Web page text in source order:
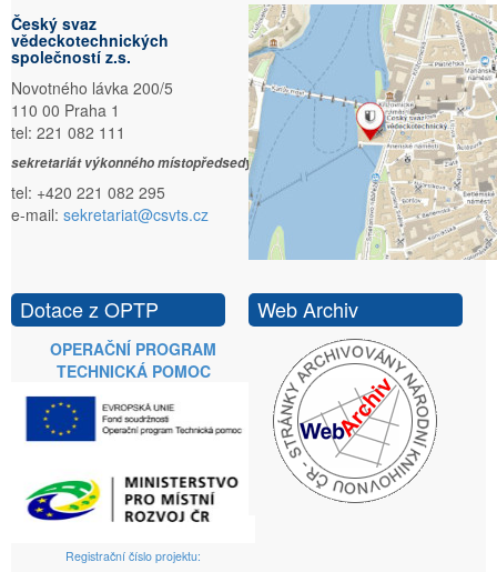
Český svaz
vědeckotechnických
společností z.s.
Novotného lávka 200/5
110 00 Praha 1
tel: 221 082 111
sekretariát výkonného místopředsedy:
tel: +420 221 082 295
e-mail: sekretariat@csvts.cz
Dotace z OPTP
OPERAČNÍ PROGRAM
TECHNICKÁ POMOC
Registrační číslo projektu:
Web Archiv